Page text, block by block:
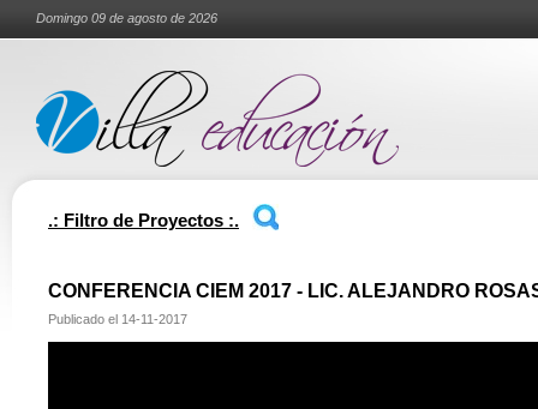
Domingo 09 de agosto de 2026
.: Filtro de Proyectos :.
CONFERENCIA CIEM 2017 - LIC. ALEJANDRO
Publicado el 14-11-2017